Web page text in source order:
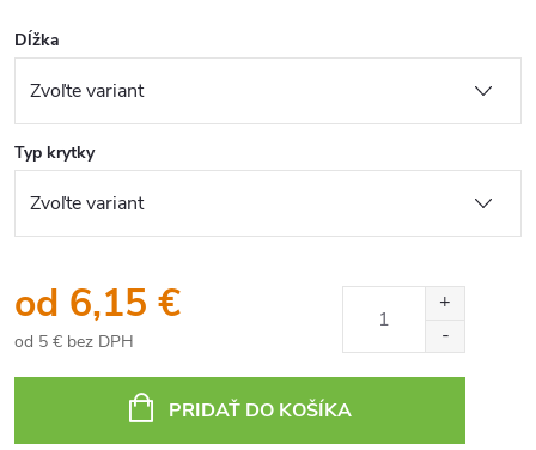
Dĺžka
Typ krytky
od 6,15 €
od 5 € bez DPH
cena:
PRIDAŤ DO KOŠÍKA